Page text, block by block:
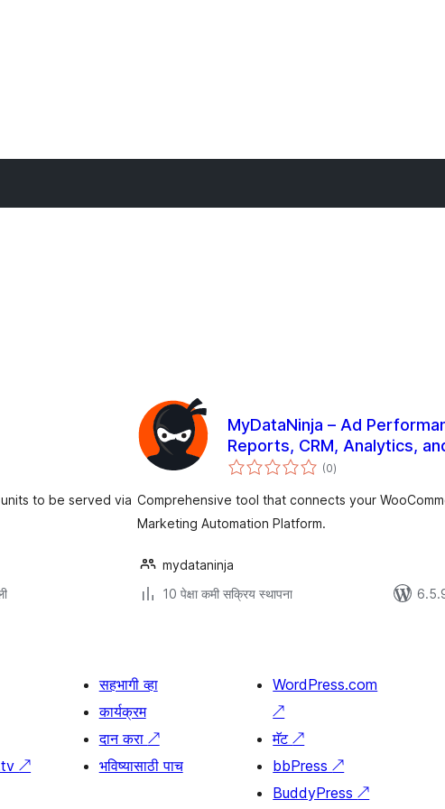
to be served via
MyDataNinja – Ad
Reports, CRM, Analytics,
(0एकूण
मूल्यांकन
)
Comprehensive tool that connects your
Marketing Automation Platform.
mydataninja
10 पेक्षा कमी सक्रिय स्थापना
↗
सहभागी व्हा
कार्यक्रम
दान करा ↗
भविष्यासाठी पाच
WordPress.com
↗
मॅट↗
bbPress↗
BuddyPress↗